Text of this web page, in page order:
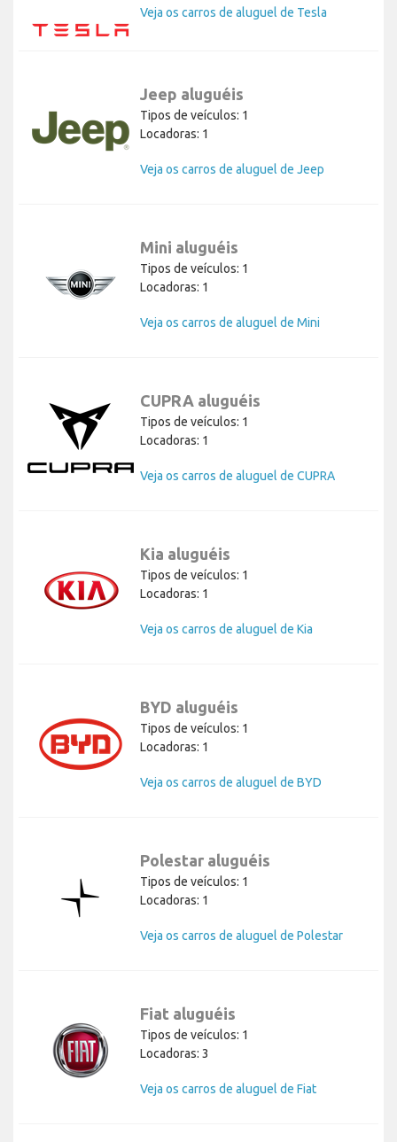
Veja os carros de aluguel de Tesla
Jeep aluguéis
Tipos de veículos: 1
Locadoras: 1
Veja os carros de aluguel de Jeep
Mini aluguéis
Tipos de veículos: 1
Locadoras: 1
Veja os carros de aluguel de Mini
CUPRA aluguéis
Tipos de veículos: 1
Locadoras: 1
Veja os carros de aluguel de CUPRA
Kia aluguéis
Tipos de veículos: 1
Locadoras: 1
Veja os carros de aluguel de Kia
BYD aluguéis
Tipos de veículos: 1
Locadoras: 1
Veja os carros de aluguel de BYD
Polestar aluguéis
Tipos de veículos: 1
Locadoras: 1
Veja os carros de aluguel de Polestar
Fiat aluguéis
Tipos de veículos: 1
Locadoras: 3
Veja os carros de aluguel de Fiat